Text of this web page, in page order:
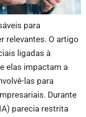
para
relevantes. O artigo
ligadas à
elas impactam a
las para
Durante
parecia restrita